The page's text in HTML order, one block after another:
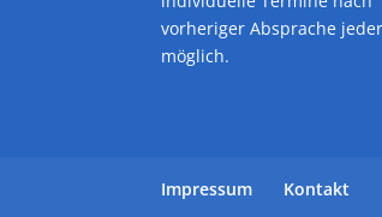
vorheriger Absprache
möglich.
Impressum Kontakt